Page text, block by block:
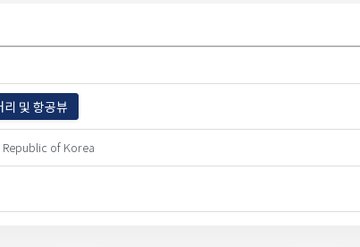
리 및 항공뷰
of Korea